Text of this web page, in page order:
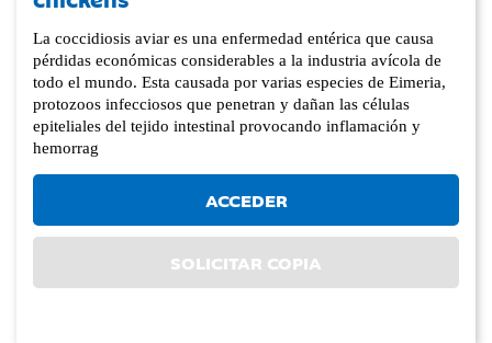
La coccidiosis aviar es una enfermedad entérica que causa
pérdidas económicas considerables a la industria avícola de
todo el mundo. Esta causada por varias especies de Eimeria,
protozoos infecciosos que penetran y dañan las células
epiteliales del tejido intestinal provocando inflamación y
hemorrag
ACCEDER
SOLICITAR COPIA